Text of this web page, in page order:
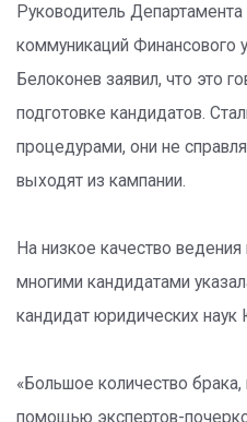
Руководитель
коммуникаций Финансового
Белоконев заявил, что это
подготовке кандидатов.
процедурами, они не
выходят из кампании.
На низкое качество
многими кандидатами
кандидат юридических наук
«Большое количество
помощью экспертов-